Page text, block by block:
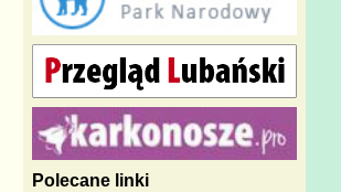
Polecane linki